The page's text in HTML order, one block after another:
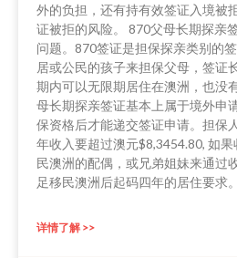
外的负担，还有持有效签证入境被
证被拒的风险。 870父母长期探亲
问题。870签证是担保探亲类别的
居或公民的孩子来担保父母，签证
期内可以无限期居住在澳洲，也没
母长期探亲签证基本上属于境外申
保资格后才能递交签证申请。担保
年收入要超过澳元$8,3454.80, 如
民澳洲的配偶，或兄弟姐妹来通过
足移民澳洲后起码四年的居住要求。
详情了解 >>